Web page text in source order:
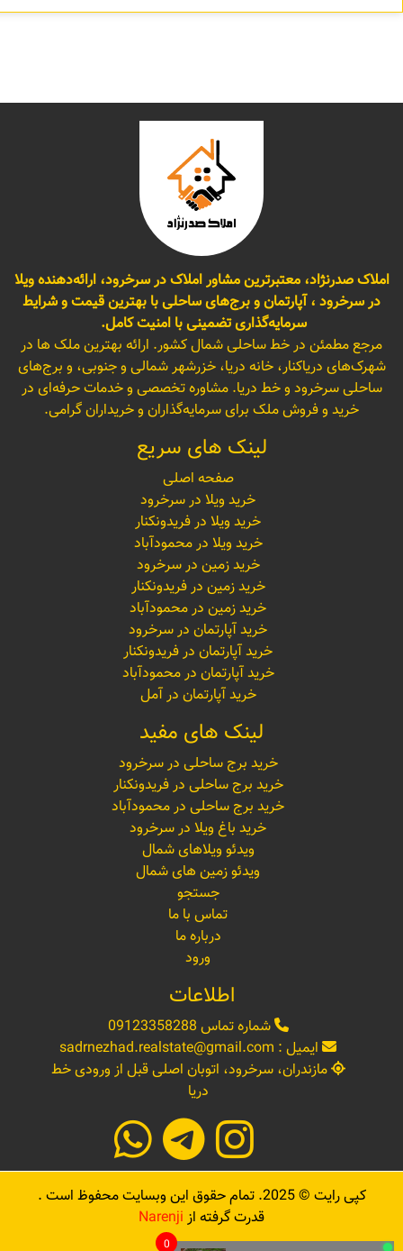
املاک صدرنژاد، معتبرترین مشاور املاک در سرخرود، ارائه‌دهنده ویلا
در سرخرود ، آپارتمان و برج‌های ساحلی با بهترین قیمت و شرایط
سرمایه‌گذاری تضمینی با امنیت کامل.
مرجع مطمئن در خط ساحلی شمال کشور. ارائه بهترین ملک ها در
شهرک‌های دریاکنار، خانه دریا، خزرشهر شمالی و جنوبی، و برج‌های
ساحلی سرخرود و خط دریا. مشاوره تخصصی و خدمات حرفه‌ای در
خرید و فروش ملک برای سرمایه‌گذاران و خریداران گرامی.
لینک های سریع
صفحه اصلی
خرید ویلا در سرخرود
خرید ویلا در فریدونکنار
خرید ویلا در محمودآباد
خرید زمین در سرخرود
خرید زمین در فریدونکنار
خرید زمین در محمودآباد
خرید آپارتمان در سرخرود
خرید آپارتمان در فریدونکنار
خرید آپارتمان در محمودآباد
خرید آپارتمان در آمل
لینک های مفید
خرید برج ساحلی در سرخرود
خرید برج ساحلی در فریدونکنار
خرید برج ساحلی در محمودآباد
خرید باغ ویلا در سرخرود
ویدئو ویلاهای شمال
ویدئو زمین های شمال
جستجو
تماس با ما
درباره ما
ورود
اطلاعات
شماره تماس 09123358288
ایمیل : sadrnezhad.realstate@gmail.com
مازندران، سرخرود، اتوبان اصلی قبل از ورودی خط
دریا
کپی رایت ©2025. تمام حقوق این وبسایت محفوظ است .
قدرت گرفته از Narenji
0